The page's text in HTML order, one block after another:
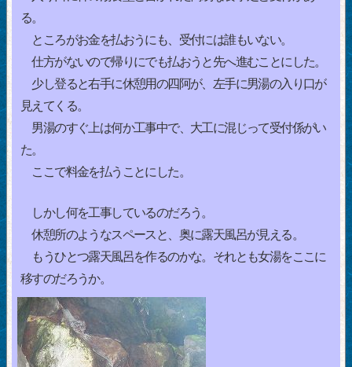
る。
ところがお金を払おうにも、受付には誰もいない。
仕方がないので帰りにでも払おうと先へ進むことにした。
少し登ると右手に休憩用の四阿が、左手に男湯の入り口が
見えてくる。
男湯のすぐ上は何か工事中で、大工に混じって受付係がい
た。
ここで料金を払うことにした。
しかし何を工事しているのだろう。
休憩所のようなスペースと、奥に露天風呂が見える。
もうひとつ露天風呂を作るのかな。それとも女湯をここに
移すのだろうか。